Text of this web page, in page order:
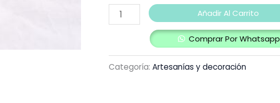
Añadir Al Carrito
Comprar Por Whatsapp
Categoría: Artesanías y decoración